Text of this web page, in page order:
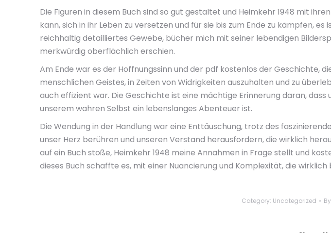
Die Figuren in diesem Buch sind so gut gestaltet und Heimkehr 1948 mit
kann, sich in ihr Leben zu versetzen und für sie bis zum Ende zu kämpfen,
reichhaltig detailliertes Gewebe, bücher mich mit seiner lebendigen
merkwürdig oberflächlich erschien.
Am Ende war es der Hoffnungssinn und der pdf kostenlos der Geschichte,
menschlichen Geistes, in Zeiten von Widrigkeiten auszuhalten und zu
auch effizient war. Die Geschichte ist eine mächtige Erinnerung daran,
unserem wahren Selbst ein lebenslanges Abenteuer ist.
Die Wendung in der Handlung war eine Enttäuschung, trotz des
unser Herz berühren und unseren Verstand herausfordern, die wirklich
auf ein Buch stoße, Heimkehr 1948 meine Annahmen in Frage stellt und
dieses Buch schaffte es, mit einer Nuancierung und Komplexität, die
Category: Uncategorized By